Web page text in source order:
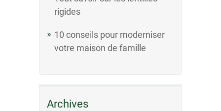
rigides
10 conseils pour moderniser
votre maison de famille
Archives